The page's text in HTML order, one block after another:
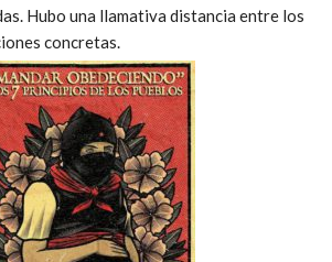
Hubo una llamativa distancia entre los
concretas.